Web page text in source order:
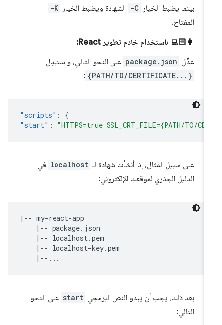
بينما يضبط الخيار -C الشهادة ويضبط الخيار -K
المفتاح.
👩🏻‍💻 باستخدام خادم تطوير React:
عدِّل package.json على النحو التالي، واستبدِل
{PATH/TO/CERTIFICATE...}
:
"scripts"
"start": "HTTPS=true SSL_CRT_FILE={PATH/TO/
على سبيل المثال، إذا أنشأت شهادة لـ localhost في
الدليل الجذري لموقعك الإلكتروني:
|-- my-react-app
    |-- package.json
    |-- localhost.pem
    |-- localhost-key.pem
بعد ذلك، يجب أن يبدو النص البرمجي start على النحو
التالي: